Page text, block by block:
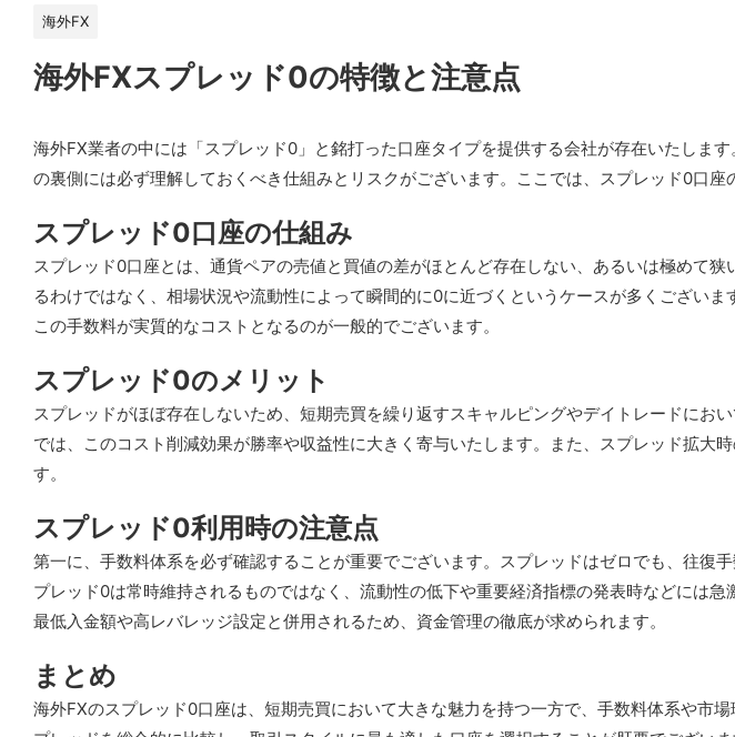
海外FX
海外FXスプレッド0の特徴と注意点
海外FX業者の中には「スプレッド0」と銘打った口座タイプを提供する会社が存在いたしま
の裏側には必ず理解しておくべき仕組みとリスクがございます。ここでは、スプレッド0口座
スプレッド0口座の仕組み
スプレッド0口座とは、通貨ペアの売値と買値の差がほとんど存在しない、あるいは極めて
るわけではなく、相場状況や流動性によって瞬間的に0に近づくというケースが多くござい
この手数料が実質的なコストとなるのが一般的でございます。
スプレッド0のメリット
スプレッドがほぼ存在しないため、短期売買を繰り返すスキャルピングやデイトレードに
では、このコスト削減効果が勝率や収益性に大きく寄与いたします。また、スプレッド拡
す。
スプレッド0利用時の注意点
第一に、手数料体系を必ず確認することが重要でございます。スプレッドはゼロでも、往
プレッド0は常時維持されるものではなく、流動性の低下や重要経済指標の発表時などには
最低入金額や高レバレッジ設定と併用されるため、資金管理の徹底が求められます。
まとめ
海外FXのスプレッド0口座は、短期売買において大きな魅力を持つ一方で、手数料体系や市